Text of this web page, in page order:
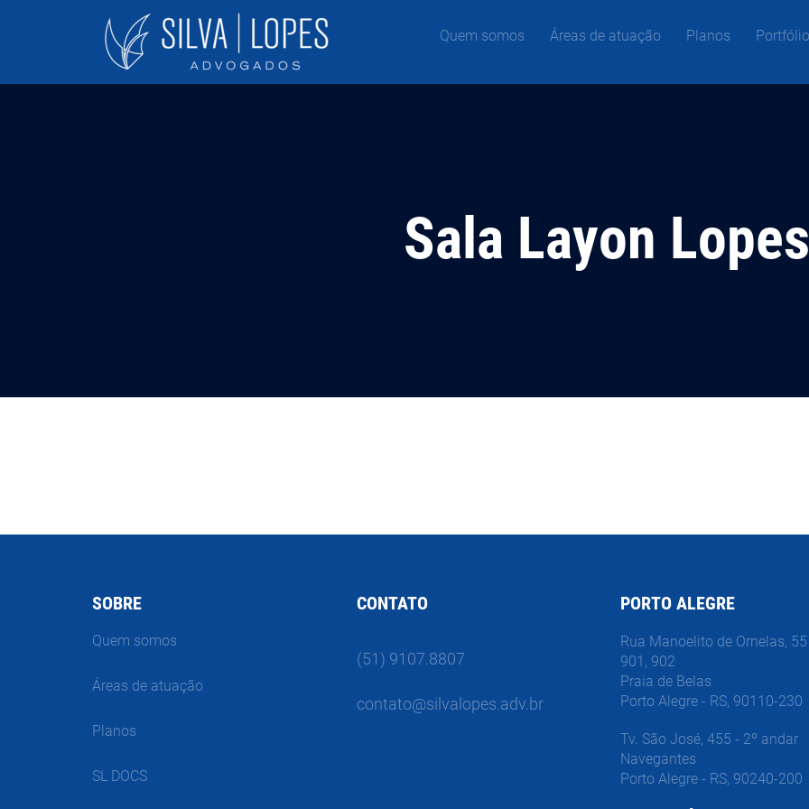
Quem somos Áreas de atuação Planos Portfólio
Sala Layon Lopes
SOBRE
Quem somos
Áreas de atuação
Planos
SL DOCS
CONTATO
(51) 9107.8807
contato@silvalopes.adv.br
PORTO ALEGRE
Rua Manoelito de Ornelas,
901, 902
Praia de Belas
Porto Alegre - RS, 90110-230
Tv. São José, 455 - 2º andar
Navegantes
Porto Alegre - RS, 90240-200